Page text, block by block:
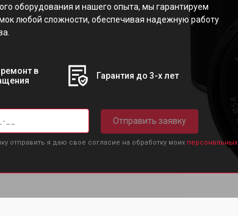
оборудования и нашего опыта, мы гарантируем
любой сложности, обеспечивая надежную работу
в
Гарантия до 3-х лет
Отправить заявку
отправить я даю свое согласие на обработку моих персональных